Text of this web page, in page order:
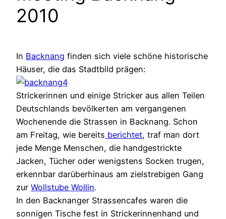
2010
In Backnang finden sich viele schöne historische
Häuser, die das Stadtbild prägen:
Strickerinnen und einige Stricker aus allen Teilen
Deutschlands bevölkerten am vergangenen
Wochenende die Strassen in Backnang. Schon
am Freitag, wie bereits berichtet, traf man dort
jede Menge Menschen, die handgestrickte
Jacken, Tücher oder wenigstens Socken trugen,
erkennbar darüberhinaus am zielstrebigen Gang
zur Wollstube Wollin.
In den Backnanger Strassencafes waren die
sonnigen Tische fest in Strickerinnenhand und